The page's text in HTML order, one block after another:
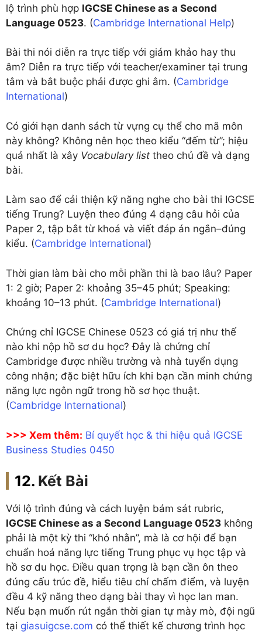
lộ trình phù hợp IGCSE Chinese as a Second
Language 0523. (Cambridge International Help)
Bài thi nói diễn ra trực tiếp với giám khảo hay thu
âm? Diễn ra trực tiếp với teacher/examiner tại trung
tâm và bắt buộc phải được ghi âm. (Cambridge
International)
Có giới hạn danh sách từ vựng cụ thể cho mã môn
này không? Không nên học theo kiểu “đếm từ”; hiệu
quả nhất là xây Vocabulary list theo chủ đề và dạng
bài.
Làm sao để cải thiện kỹ năng nghe cho bài thi IGCSE
tiếng Trung? Luyện theo đúng 4 dạng câu hỏi của
Paper 2, tập bắt từ khoá và viết đáp án ngắn–đúng
kiểu. (Cambridge International)
Thời gian làm bài cho mỗi phần thi là bao lâu? Paper
1: 2 giờ; Paper 2: khoảng 35–45 phút; Speaking:
khoảng 10–13 phút. (Cambridge International)
Chứng chỉ IGCSE Chinese 0523 có giá trị như thế
nào khi nộp hồ sơ du học? Đây là chứng chỉ
Cambridge được nhiều trường và nhà tuyển dụng
công nhận; đặc biệt hữu ích khi bạn cần minh chứng
năng lực ngôn ngữ trong hồ sơ học thuật.
(Cambridge International)
>>> Xem thêm: Bí quyết học & thi hiệu quả IGCSE
Business Studies 0450
Kết Bài
Với lộ trình đúng và cách luyện bám sát rubric,
IGCSE Chinese as a Second Language 0523 không
phải là một kỳ thi “khó nhằn”, mà là cơ hội để bạn
chuẩn hoá năng lực tiếng Trung phục vụ học tập và
hồ sơ du học. Điều quan trọng là bạn cần ôn theo
đúng cấu trúc đề, hiểu tiêu chí chấm điểm, và luyện
đều 4 kỹ năng theo dạng bài thay vì học lan man.
Nếu bạn muốn rút ngắn thời gian tự mày mò, đội ngũ
tại giasuigcse.com có thể thiết kế chương trình học